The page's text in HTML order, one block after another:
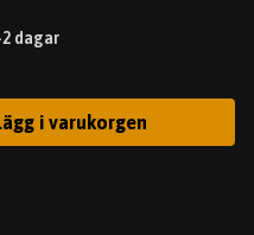
dagar
i varukorgen